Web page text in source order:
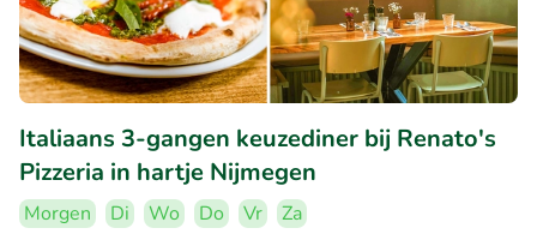
Italiaans 3-gangen keuzediner bij Renato's
Pizzeria in hartje Nijmegen
Morgen Di Wo Do Vr
Za